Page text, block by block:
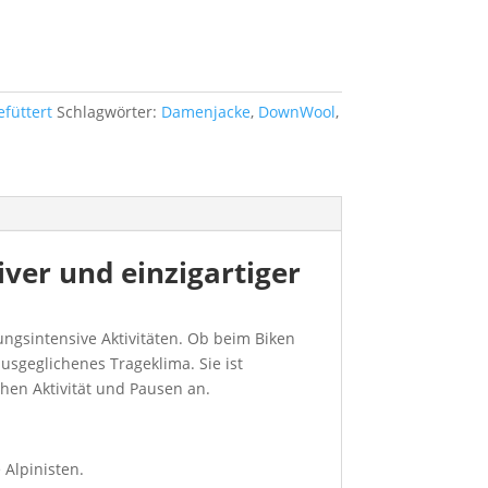
Schlagwörter: Damenjacke, DownWool,
und einzigartiger
Aktivitäten. Ob beim Biken
Trageklima. Sie ist
Aktivität und Pausen an.
Alpinisten.